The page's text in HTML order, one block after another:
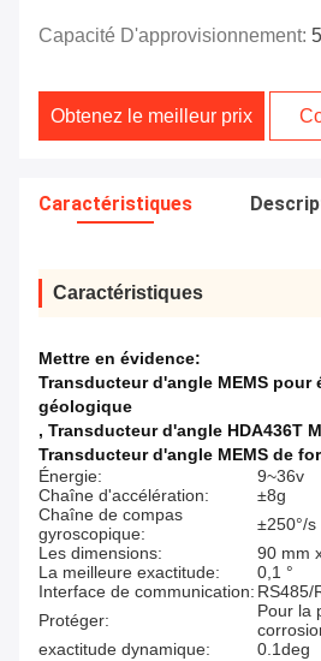
Capacité D'approvisionnement:
Obtenez le meilleur prix
Caractéristiques
Caractéristiques
Mettre en évidence:
Transducteur d'angle MEMS pour
géologique
, Transducteur d'angle HDA436T
Transducteur d'angle MEMS de
Énergie:
9~36v
Chaîne d'accélération:
±8g
Chaîne de compas
gyroscopique:
±250°/s
Les dimensions:
90 mm
La meilleure exactitude:
0,1 °
Interface de communication: RS485/
Protéger:
Pour la
exactitude dynamique:
0.1deg